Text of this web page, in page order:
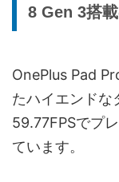
8 Gen 3搭
OnePlus Pad
たハイエンドな
59.77FPSでプ
ています。